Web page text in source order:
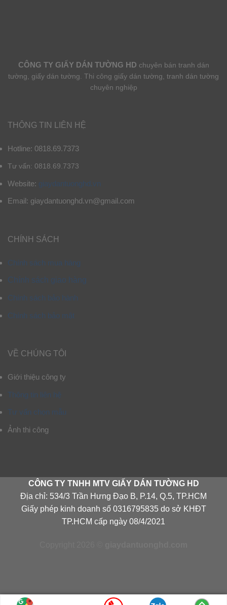
CÔNG TY GIẤY DÁN TƯỜNG HD chuyên bán tranh dán
tường, giấy dán tường. Thi công giấy dán tường, tranh dán tường
chuyên nghiệp
THÔNG TIN LIÊN HỆ
Hotline: 0818.69.7373
Tư vấn: 0818.69.7373
Website: giaydantuonghd.vn
Email: giaydantuonghd.vn@gmail.com
CHÍNH SÁCH
Chính sách mua hàng
Chính sách giao hàng
Chính sách bảo hành
Chính sách bảo mật
VỀ CHÚNG TÔI
Giới thiệu công ty
Thông tin liên hệ
Tư vấn chọn mẫu
Ảnh thi công
CÔNG TY TNHH MTV GIẤY DÁN TƯỜNG HD
Địa chỉ: 534/3 Trần Hưng Đạo B, P.14, Q.5, TP.HCM
Giấy phép kinh doanh số 0316795835 do sở KHĐT
TP.HCM cấp ngày 08/4/2021